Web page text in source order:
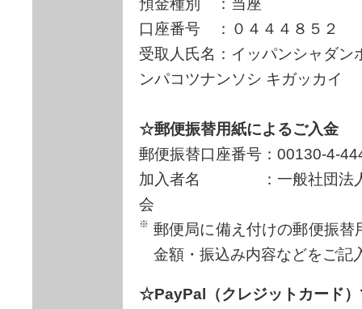
口座番号 ：０４４４８５２
受取人氏名：イッパンシャダ
ンパコツナンソシ キガッカイ
☆郵便振替用紙によるご入金
郵便振替口座番号：00130-4-
加入者名 ：一般社団法人
会
郵便局に備え付けの郵便振
金額・振込み内容などをご記
☆PayPal（クレジットカード）